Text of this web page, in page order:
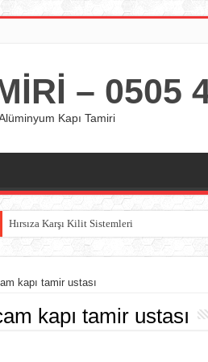
– 0505
Kapı Tamiri
Hırsıza Karşı Kilit Sistemleri
kapı tamir ustası
kapı tamir ustası